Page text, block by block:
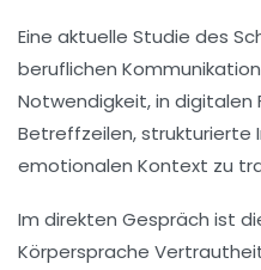
Eine aktuelle Studie des
beruflichen
Notwendigkeit, in digitalen
Betreffzeilen, strukturierte
emotionalen Kontext zu
Im direkten Gespräch ist
Körpersprache